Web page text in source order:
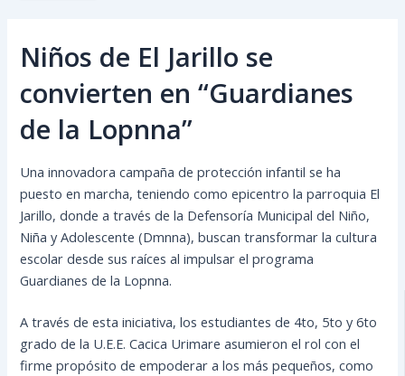
Niños de El Jarillo se
convierten en “Guardianes
de la Lopnna”
Una innovadora campaña de protección infantil se ha
puesto en marcha, teniendo como epicentro la parroquia El
Jarillo, donde a través de la Defensoría Municipal del Niño,
Niña y Adolescente (Dmnna), buscan transformar la cultura
escolar desde sus raíces al impulsar el programa
Guardianes de la Lopnna.
A través de esta iniciativa, los estudiantes de 4to, 5to y 6to
grado de la U.E.E. Cacica Urimare asumieron el rol con el
firme propósito de empoderar a los más pequeños, como